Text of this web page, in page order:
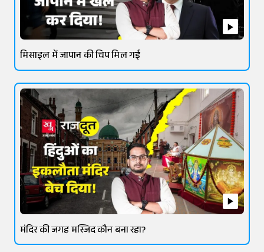
मिसाइल में जापान की चिप मिल गई
मंदिर की जगह मस्जिद कौन बना रहा?